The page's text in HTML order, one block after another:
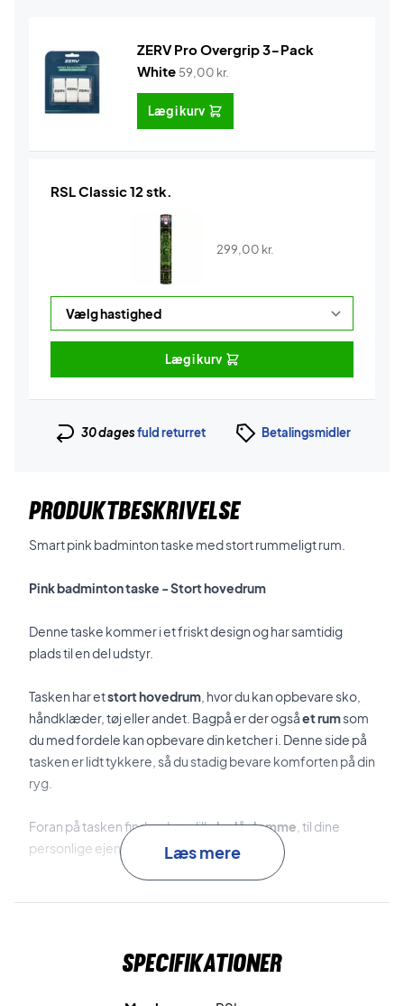
ZERV Pro Overgrip 3-Pack
White 59,00 kr.
Læg i kurv
RSL Classic 12 stk.
299,00 kr.
Læg i kurv
30 dagesfuld returret Betalingsmidler
PRODUKTBESKRIVELSE
Smart pink badminton taske med stort rummeligt rum.
Pink badminton taske - Stort hovedrum
Denne taske kommer i et friskt design og har samtidig
plads til en del udstyr.
Tasken har etstort hovedrum , hvor du kan opbevare sko,
håndklæder, tøj eller andet. Bagpå er der ogsået rumsom
du med fordele kan opbevare din ketcher i. Denne side på
tasken er lidt tykkere, så du stadig bevare komforten på din
ryg.
Foran på tasken finder du en lillelynlås lomme , til dine
personlige ejendele.
Alt i alt en super fin taske, med fede detaljer og god plads.
Læs mere
Specifikationer